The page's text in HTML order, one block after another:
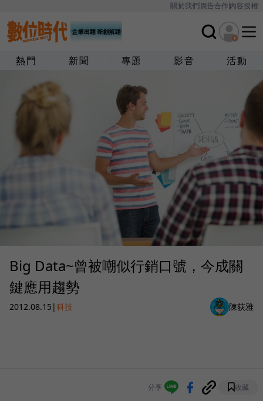
關於我們廣告合作內容授權
熱門 新聞 專題 影音 活動
Big Data~曾被嘲似行銷口號，今成關
鍵應用趨勢
2012.08.15 |科技 陳荻雅
分享 收藏